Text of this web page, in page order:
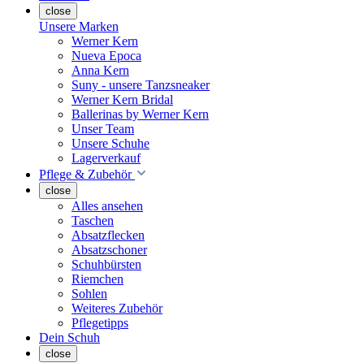
close
Unsere Marken
Werner Kern
Nueva Epoca
Anna Kern
Suny - unsere Tanzsneaker
Werner Kern Bridal
Ballerinas by Werner Kern
Unser Team
Unsere Schuhe
Lagerverkauf
Pflege & Zubehör
close
Alles ansehen
Taschen
Absatzflecken
Absatzschoner
Schuhbürsten
Riemchen
Sohlen
Weiteres Zubehör
Pflegetipps
Dein Schuh
close